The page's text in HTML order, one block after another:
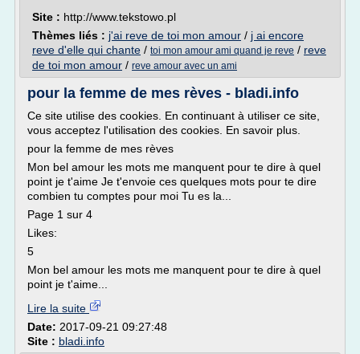
Site : http://www.tekstowo.pl
Thèmes liés : j'ai reve de toi mon amour / j ai encore
reve d'elle qui chante / toi mon amour ami quand je reve / reve
de toi mon amour / reve amour avec un ami
pour la femme de mes rèves - bladi.info
Ce site utilise des cookies. En continuant à utiliser ce site,
vous acceptez l'utilisation des cookies. En savoir plus.
pour la femme de mes rèves
Mon bel amour les mots me manquent pour te dire à quel
point je t'aime Je t'envoie ces quelques mots pour te dire
combien tu comptes pour moi Tu es la...
Page 1 sur 4
Likes:
5
Mon bel amour les mots me manquent pour te dire à quel
point je t'aime...
Lire la suite
Date: 2017-09-21 09:27:48
Site : bladi.info